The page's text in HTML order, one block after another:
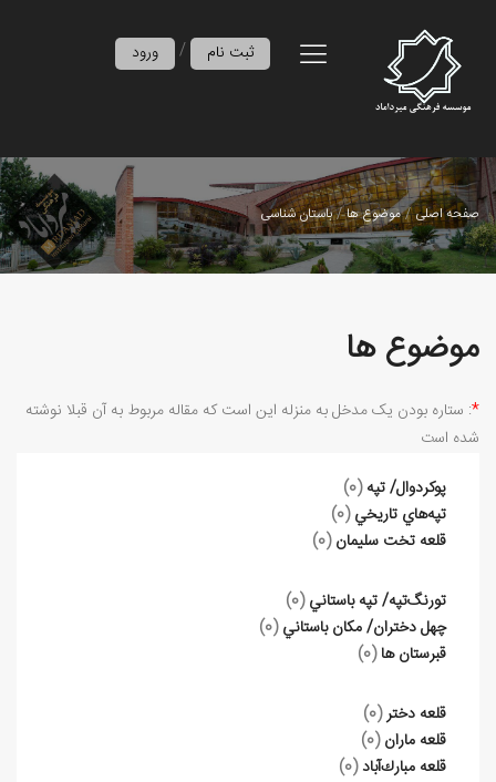
ورود / ثبت نام
صفحه اصلی موضوع ها باستان شناسی
موضوع ها
*: ستاره بودن ﯾﮏ ﻣﺪﺧﻞ ﺑﻪ ﻣﻨﺰﻟﻪ اﯾﻦ اﺳﺖ ﮐﻪ ﻣﻘﺎﻟﻪ ﻣﺮﺑﻮط ﺑﻪ آن ﻗﺒﻼ ﻧﻮﺷﺘﻪ
ﺷﺪه اﺳت
پوكردوال/ تپه (0)
تپه‌هاي تاريخي (0)
قلعه تخت سليمان (0)
تورنگ‌تپه/ تپه باستاني (0)
چهل دختران/ مكان باستاني (0)
قبرستان ها (0)
قلعه دختر(0)
قلعه ماران (0)
قلعه مبارك‌آباد (0)